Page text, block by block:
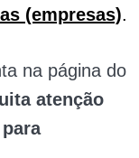
(empresas).
na página do
atenção